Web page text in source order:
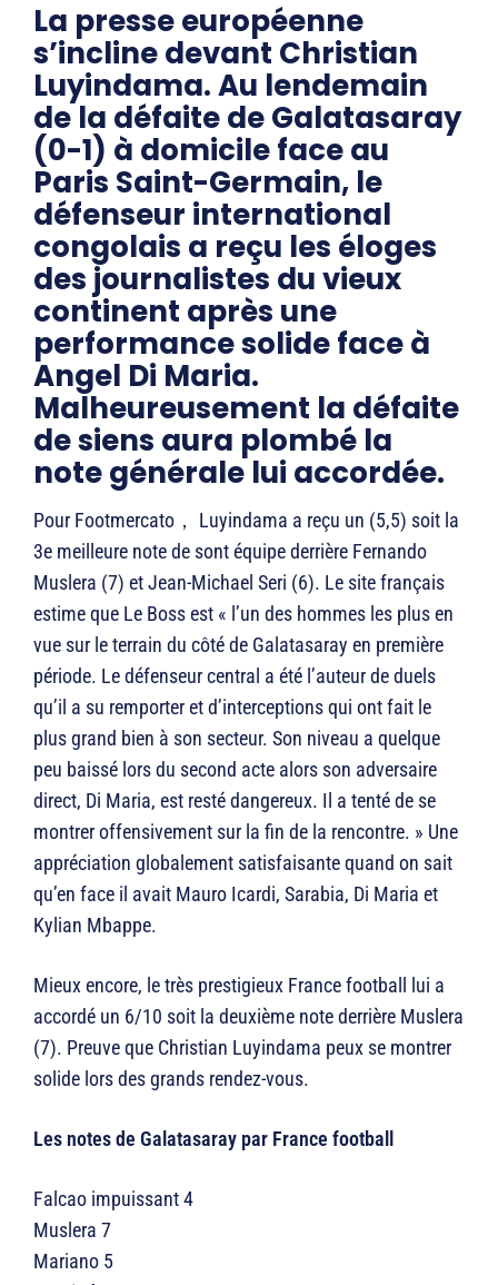
La presse européenne
s’incline devant Christian
Luyindama. Au lendemain
de la défaite de Galatasaray
(0-1) à domicile face au
Paris Saint-Germain, le
défenseur international
congolais a reçu les éloges
des journalistes du vieux
continent après une
performance solide face à
Angel Di Maria.
Malheureusement la défaite
de siens aura plombé la
note générale lui accordée.
Pour Footmercato， Luyindama a reçu un (5,5) soit la
3e meilleure note de sont équipe derrière Fernando
Muslera (7) et Jean-Michael Seri (6). Le site français
estime que Le Boss est « l’un des hommes les plus en
vue sur le terrain du côté de Galatasaray en première
période. Le défenseur central a été l’auteur de duels
qu’il a su remporter et d’interceptions qui ont fait le
plus grand bien à son secteur. Son niveau a quelque
peu baissé lors du second acte alors son adversaire
direct, Di Maria, est resté dangereux. Il a tenté de se
montrer offensivement sur la fin de la rencontre. » Une
appréciation globalement satisfaisante quand on sait
qu’en face il avait Mauro Icardi, Sarabia, Di Maria et
Kylian Mbappe.
Mieux encore, le très prestigieux France football lui a
accordé un 6/10 soit la deuxième note derrière Muslera
(7). Preuve que Christian Luyindama peux se montrer
solide lors des grands rendez-vous.
Les notes de Galatasaray par France football
Falcao impuissant 4
Muslera 7
Mariano 5